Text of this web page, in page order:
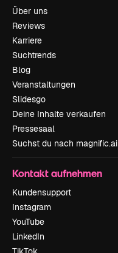
Über uns
Reviews
Karriere
Suchtrends
Blog
Veranstaltungen
Slidesgo
Deine Inhalte verkaufen
Pressesaal
Suchst du nach magnific.ai
Kontakt aufnehmen
Kundensupport
Instagram
YouTube
LinkedIn